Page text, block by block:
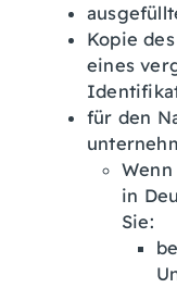
Kopie
eines
für den
in
Sie: